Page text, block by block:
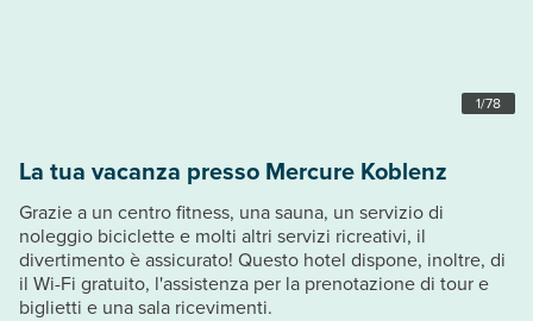
1/78
La tua vacanza presso Mercure Koblenz
Grazie a un centro fitness, una sauna, un servizio di
noleggio biciclette e molti altri servizi ricreativi, il
divertimento è assicurato! Questo hotel dispone, inoltre, di
il Wi-Fi gratuito, l'assistenza per la prenotazione di tour e
biglietti e una sala ricevimenti.